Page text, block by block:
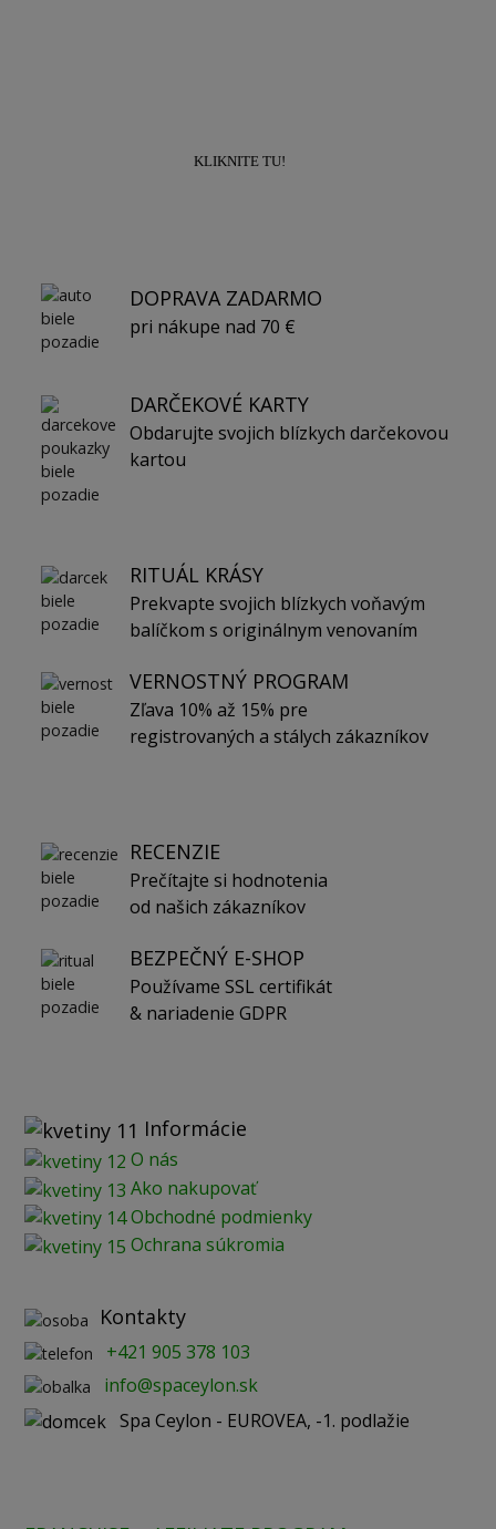
KLIKNITE TU!
DOPRAVA ZADARMO
pri nákupe nad 70 €
DARČEKOVÉ KARTY
Obdarujte svojich blízkych darčekovou
kartou
RITUÁL KRÁSY
Prekvapte svojich blízkych voňavým
balíčkom s originálnym venovaním
VERNOSTNÝ PROGRAM
Zľava 10% až 15% pre
registrovaných a stálych zákazníkov
RECENZIE
Prečítajte si hodnotenia
od našich zákazníkov
BEZPEČNÝ E-SHOP
Používame SSL certifikát
& nariadenie GDPR
Informácie
O nás
Ako nakupovať
Obchodné podmienky
Ochrana súkromia
Kontakty
+421 905 378 103
info@spaceylon.sk
Spa Ceylon - EUROVEA, -1. podlažie